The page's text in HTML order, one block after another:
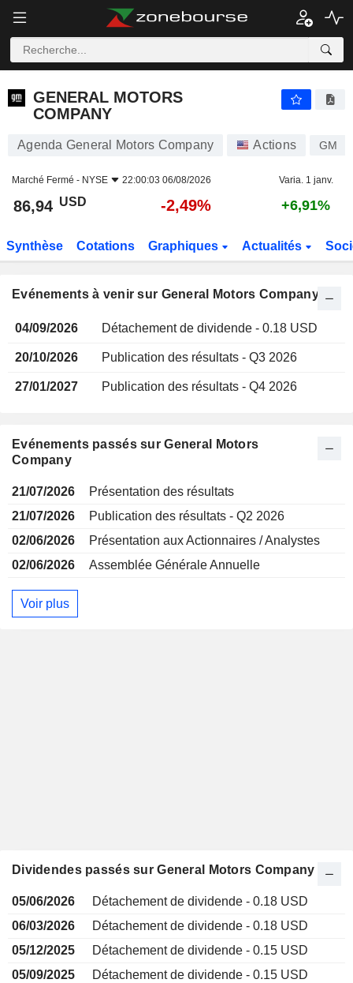
GENERAL MOTORS COMPANY
GENERAL MOTORS
COMPANY
Agenda General Motors Company Actions GM
Marché Fermé - NYSE 22:00:03 06/08/2026 Varia. 1 janv.
86,94 USD -2,49% +6,91%
Synthèse Cotations Graphiques Actualités
Evénements à venir sur General Motors Company
04/09/2026 Détachement de dividende - 0.18 USD
20/10/2026 Publication des résultats - Q3 2026
27/01/2027 Publication des résultats - Q4 2026
Evénements passés sur General Motors
Company
21/07/2026
Présentation des résultats
21/07/2026
Publication des résultats - Q2 2026
02/06/2026
Présentation aux Actionnaires / Analystes
02/06/2026
Assemblée Générale Annuelle
Voir plus
Dividendes passés sur General Motors Company
05/06/2026
Détachement de dividende - 0.18 USD
06/03/2026
Détachement de dividende - 0.18 USD
05/12/2025
Détachement de dividende - 0.15 USD
05/09/2025
Détachement de dividende - 0.15 USD